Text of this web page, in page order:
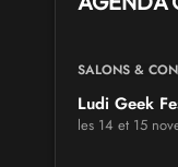
SALONS &
Ludi Geek
les 14 et 15